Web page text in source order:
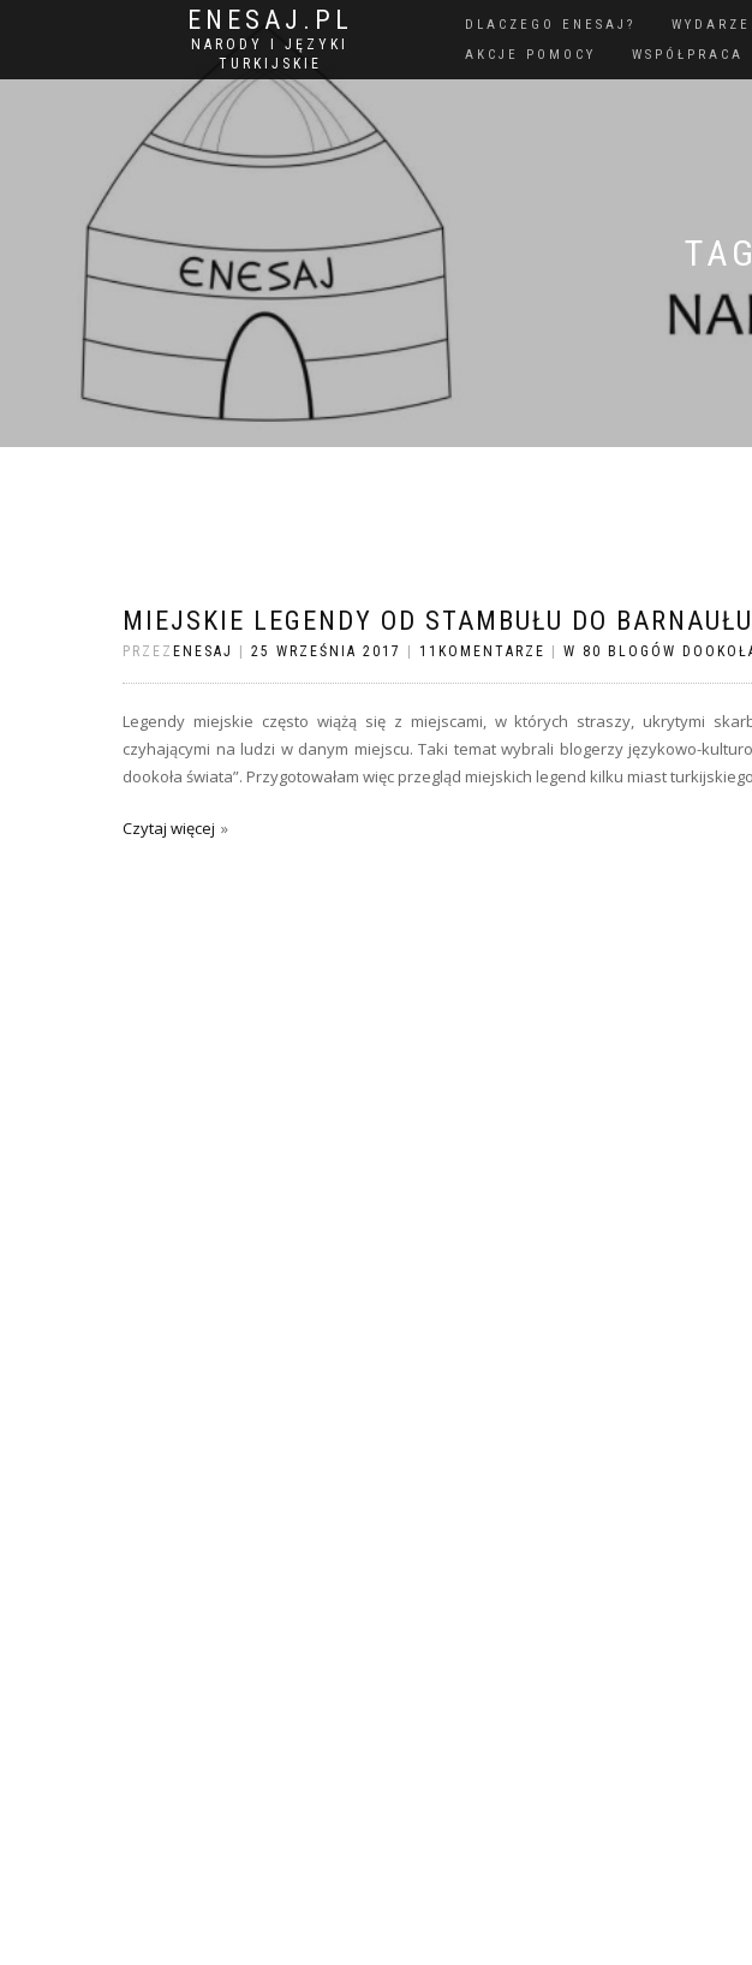
ENESAJ.PL
NARODY I JĘZYKI
TURKIJSKIE
DLACZEGO ENESAJ?
AKCJE POMOCY
WSPÓŁPRACA
MIEJSKIE LEGENDY OD STAMBUŁU DO BARNAUŁU
PRZEZ ENESAJ 25 WRZEŚNIA 2017 11KOMENTARZE W 80 BLOGÓW
Legendy miejskie często wiążą się z miejscami, w których straszy, ukrytymi
czyhającymi na ludzi w danym miejscu. Taki temat wybrali blogerzy językowo-
dookoła świata”. Przygotowałam więc przegląd miejskich legend kilku miast
Czytaj więcej